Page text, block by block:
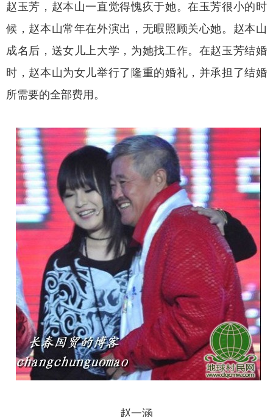
赵玉芳，赵本山一直觉得愧疚于她。在玉芳很小的时
候，赵本山常年在外演出，无暇照顾关心她。赵本山
成名后，送女儿上大学，为她找工作。在赵玉芳结婚
时，赵本山为女儿举行了隆重的婚礼，并承担了结婚
所需要的全部费用。
赵一涵